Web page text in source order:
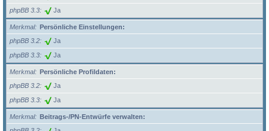
phpBB 3.3 Ja
Merkmal
Persönliche Einstellungen:
phpBB 3.2
Ja
phpBB 3.3 Ja
Merkmal
Persönliche Profildaten:
phpBB 3.2
Ja
phpBB 3.3 Ja
Merkmal
Beitrags-/PN-Entwürfe verwalten: